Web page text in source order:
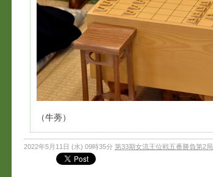
（牛蒡）
2022年5月11日 (水) 09時35分 第33期女流王位戦五番勝負第2局